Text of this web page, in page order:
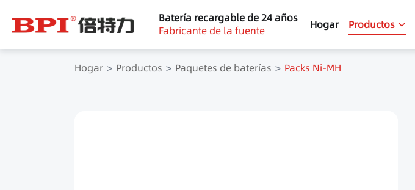
Batería recargable de 24 años
Fabricante de la fuente
Hogar Productos
Hogar Productos Paquetes de baterías Packs Ni-MH